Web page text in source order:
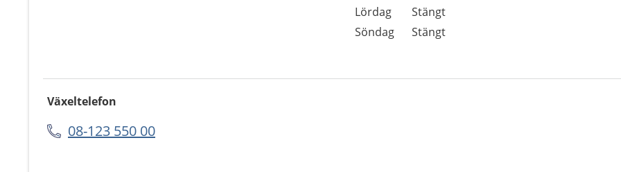
Lördag
Stängt
Söndag
Stängt
Växeltelefon
08-123 550 00